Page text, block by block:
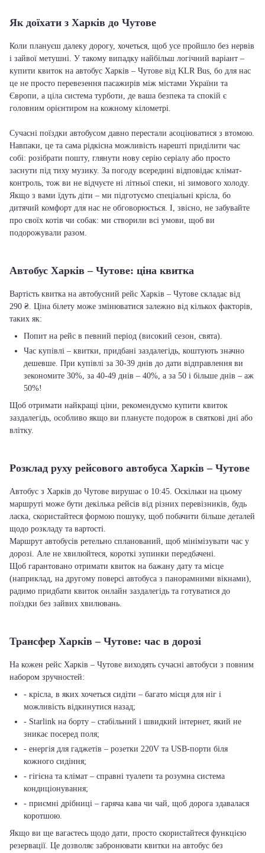
Як доїхати з Харків до Чутове
Коли плануєш далеку дорогу, хочеться, щоб усе пройшло без нервів
і зайвої метушні. У такому випадку найбільш логічний варіант –
купити квиток на автобус Харків – Чутове від KLR Bus, бо для нас
це не просто перевезення пасажирів між містами України та
Європи, а ціла система турботи, де ваша безпека та спокій є
головним орієнтиром на кожному кілометрі.
Сучасні поїздки автобусом давно перестали асоціюватися з втомою.
Навпаки, це та сама рідкісна можливість нарешті приділити час
собі: розібрати пошту, глянути нову серію серіалу або просто
заснути під тиху музику. За погоду всередині відповідає клімат-
контроль, тож ви не відчуєте ні літньої спеки, ні зимового холоду.
Якщо з вами їдуть діти – ми підготуємо спеціальні крісла, бо
дитячий комфорт для нас не обговорюється. І, звісно, не забувайте
про своїх котів чи собак: ми створили всі умови, щоб ви
подорожували разом.
Автобус Харків – Чутове: ціна квитка
Вартість квитка на автобусний рейс Харків – Чутове складає від
290 ₴. Ціна білету може змінюватися залежно від кількох факторів,
таких як:
Попит на рейс в певний період (високий сезон, свята).
Час купівлі – квитки, придбані заздалегідь, коштують значно
дешевше. При купівлі за 30-39 днів до дати відправлення ви
зекономите 30%, за 40-49 днів – 40%, а за 50 і більше днів – аж
50%!
Щоб отримати найкращі ціни, рекомендуємо купити квиток
заздалегідь, особливо якщо ви плануєте подорож в святкові дні або
влітку.
Розклад руху рейсового автобуса Харків – Чутове
Автобус з Харків до Чутове вирушає о 10:45. Оскільки на цьому
маршруті може бути декілька рейсів від різних перевізників, будь
ласка, скористайтеся формою пошуку, щоб побачити більше деталей
щодо розкладу та вартості.
Маршрут автобусів ретельно спланований, щоб мінімізувати час у
дорозі. Але не хвилюйтеся, короткі зупинки передбачені.
Щоб гарантовано отримати квиток на бажану дату та місце
(наприклад, на другому поверсі автобуса з панорамними вікнами),
радимо придбати квиток онлайн заздалегідь та готуватися до
поїздки без зайвих хвилювань.
Трансфер Харків – Чутове: час в дорозі
На кожен рейс Харків – Чутове виходять сучасні автобуси з повним
набором зручностей:
- крісла, в яких хочеться сидіти – багато місця для ніг і
можливість відкинутися назад;
- Starlink на борту – стабільний і швидкий інтернет, який не
зникає посеред поля;
- енергія для гаджетів – розетки 220V та USB-порти біля
кожного сидіння;
- гігієна та клімат – справні туалети та розумна система
кондиціонування;
- приємні дрібниці – гаряча кава чи чай, щоб дорога здавалася
коротшою.
Якщо ви ще вагаєтесь щодо дати, просто скористайтеся функцією
резервації. Це дозволяє забронювати квитки на автобус без